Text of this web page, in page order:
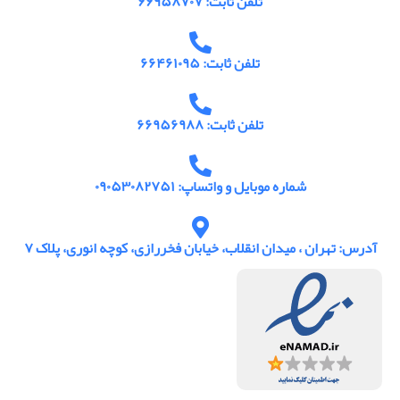
تلفن ثابت: ۶۶۴۶۱۰۹۵
تلفن ثابت: ۶۶۹۵۶۹۸۸
شماره موبایل و واتساپ: ۰۹۰۵۳۰۸۲۷۵۱
آدرس: تهران ، میدان انقلاب، خیابان فخررازی، کوچه انوری، پلاک ۷